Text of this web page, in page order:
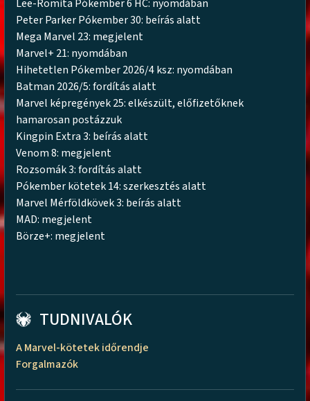
Lee-Romita Pókember 6 HC: nyomdában
Peter Parker Pókember 30: beírás alatt
Mega Marvel 23: megjelent
Marvel+ 21: nyomdában
Hihetetlen Pókember 2026/4 ksz: nyomdában
Batman 2026/5: fordítás alatt
Marvel képregények 25: elkészült, előfizetőknek
hamarosan postázzuk
Kingpin Extra 3: beírás alatt
Venom 8: megjelent
Rozsomák 3: fordítás alatt
Pókember kötetek 14: szerkesztés alatt
Marvel Mérföldkövek 3: beírás alatt
MAD: megjelent
Börze+: megjelent
TUDNIVALÓK
A Marvel-kötetek időrendje
Forgalmazók